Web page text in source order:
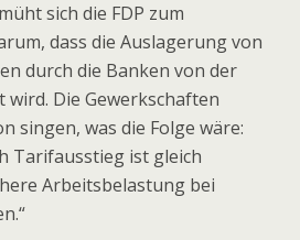
sich die FDP zum
dass die Auslagerung von
durch die Banken von der
Die Gewerkschaften
singen, was die Folge wäre:
Tarifausstieg ist gleich
Arbeitsbelastung bei